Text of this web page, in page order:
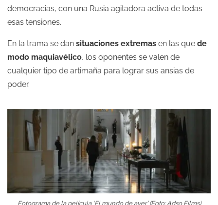
democracias, con una Rusia agitadora activa de todas
esas tensiones.
En la trama se dan situaciones extremas en las que de
modo maquiavélico, los oponentes se valen de
cualquier tipo de artimaña para lograr sus ansias de
poder.
Fotograma de la película ‘El mundo de ayer’ (Foto: Adso Films)